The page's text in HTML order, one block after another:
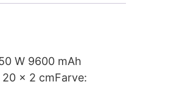
W 9600 mAh
x 2 cmFarve: